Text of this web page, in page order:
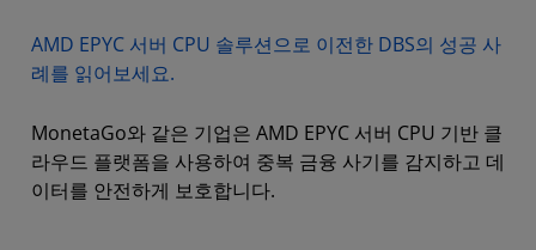
AMD EPYC 서버 CPU 솔루션으로 이전한 DBS의 성공 사
례를 읽어보세요.
MonetaGo와 같은 기업은 AMD EPYC 서버 CPU 기반 클
라우드 플랫폼을 사용하여 중복 금융 사기를 감지하고 데
이터를 안전하게 보호합니다.